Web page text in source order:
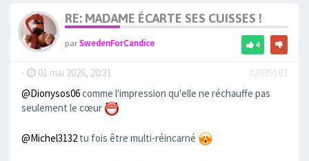
RE: MADAME ÉCARTE SES CUISSES !
parSwedenForCandice 4
- 01 mai 2026, 20:31
#2939183
@Dionysos06comme l'impression qu'elle ne réchauffe pas
seulement le cœur
@Michel3132 tu fois être multi-réincarné